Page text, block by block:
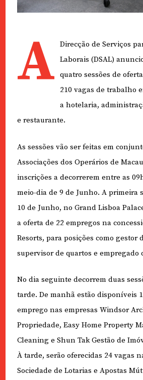
A Direcção de Serviços
Laborais (DSAL)
quatro sessões de
210 vagas de trabalho
a hotelaria,
e restaurante.
As sessões vão ser feitas em
Associações dos Operários de
inscrições a decorrerem entre as
meio-dia de 9 de Junho. A primeira
10 de Junho, no Grand Lisboa
a oferta de 22 empregos na
Resorts, para posições como gestor
supervisor de quartos e empregado
No dia seguinte decorrem duas
tarde. De manhã estão disponíveis
emprego nas empresas Windsor
Propriedade, Easy Home Property
Cleaning e Shun Tak Gestão de
À tarde, serão oferecidas 24 vagas
Sociedade de Lotarias e Apostas